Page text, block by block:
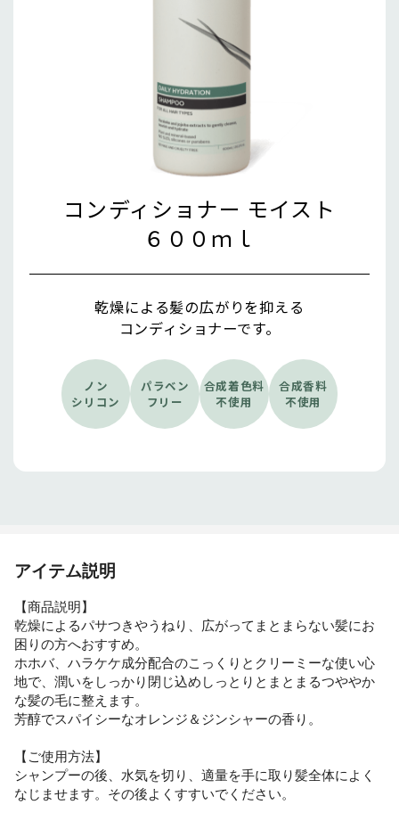
コンディショナー モイスト
６００ｍｌ
乾燥による髪の広がりを抑える
コンディショナーです。
ノン
シリコン
パラベン
フリー
合成着色料
不使用
合成香料
不使用
アイテム説明
【商品説明】
乾燥によるパサつきやうねり、広がってまとまらない髪にお
困りの方へおすすめ。
ホホバ、ハラケケ成分配合のこっくりとクリーミーな使い心
地で、潤いをしっかり閉じ込めしっとりとまとまるつややか
な髪の毛に整えます。
芳醇でスパイシーなオレンジ＆ジンシャーの香り。
【ご使用方法】
シャンプーの後、水気を切り、適量を手に取り髪全体によく
なじませます。その後よくすすいでください。